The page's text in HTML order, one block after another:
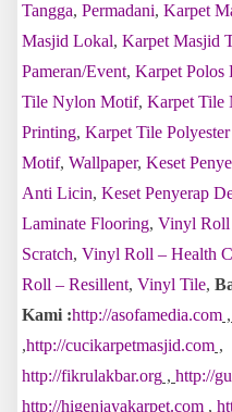
Tangga, Permadani, Karpet
Masjid Lokal, Karpet Masjid
Pameran/Event, Karpet Polos
Tile Nylon Motif, Karpet Tile
Printing, Karpet Tile Polyester
Motif, Wallpaper, Keset
Anti Licin, Keset Penyerap
Laminate Flooring, Vinyl Roll
Scratch, Vinyl Roll – Health
Roll – Resillent, Vinyl Tile,
Kami :http://asofamedia.com ,
,http://cucikarpetmasjid.com ,
http://fikrulakbar.org , http://
http://higenjayakarpet.com ,